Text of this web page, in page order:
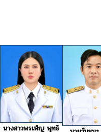
นางสาวพรเพ็ญ พุทธิ